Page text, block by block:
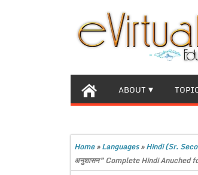
ABOUT
Home»Languages»Hindi (Sr.
अनुशासन” Complete Hindi Anuched